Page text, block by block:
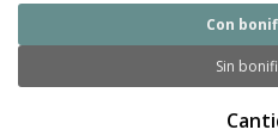
Con
Sin